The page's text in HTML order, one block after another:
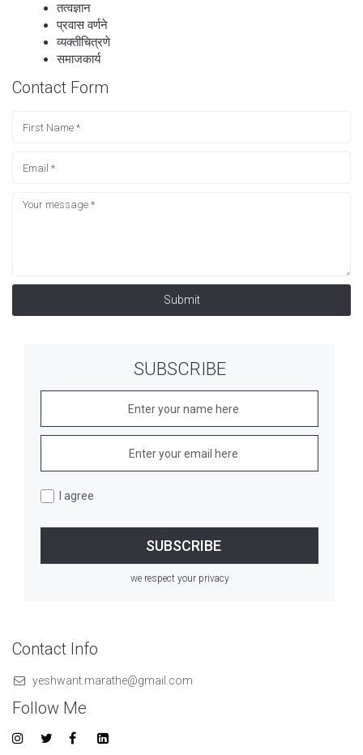
तत्वज्ञान
प्रवास वर्णने
व्यक्तीचित्रणे
समाजकार्य
Contact Form
Submit
SUBSCRIBE
I agree
we respect your privacy
Contact Info
yeshwant.marathe@gmail.com
Follow Me